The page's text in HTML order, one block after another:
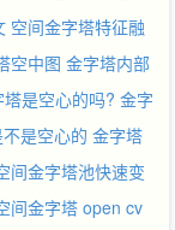
空间金字塔特征融
空中图 金字塔内部
塔是空心的吗? 金字
是空心的 金字塔
间金字塔池快速变
间金字塔 open cv